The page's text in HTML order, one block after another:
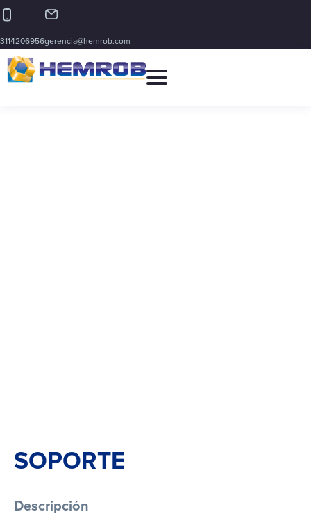
3114206956gerencia@hemrob.com
SOPORTE
Descripción